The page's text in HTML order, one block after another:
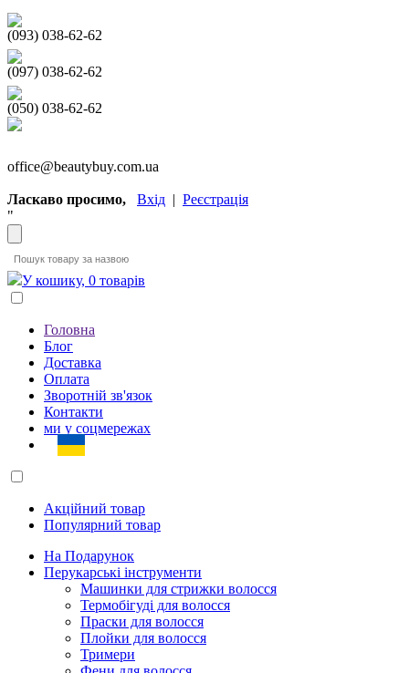
(093) 038-62-62
(097) 038-62-62
(050) 038-62-62
office@beautybuy.com.ua
Ласкаво просимо, Вхід | Реєстрація
"
У кошику, 0 товарів
Головна
Блог
Доставка
Оплата
Зворотній зв'язок
Контакти
ми у соцмережах
Акційний товар
Популярний товар
На Подарунок
Перукарські інструменти
Машинки для стрижки волосся
Термобігуді для волосся
Праски для волосся
Плойки для волосся
Тримери